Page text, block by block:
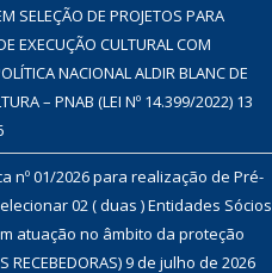
SELEÇÃO DE PROJETOS PARA
EXECUÇÃO CULTURAL COM
NACIONAL ALDIR BLANC DE
– PNAB (LEI Nº 14.399/2022) 13
nº 01/2026 para realização de Pré-
02 ( duas ) Entidades Sócios
atuação no âmbito da proteção
RECEBEDORAS)9 de julho de 2026